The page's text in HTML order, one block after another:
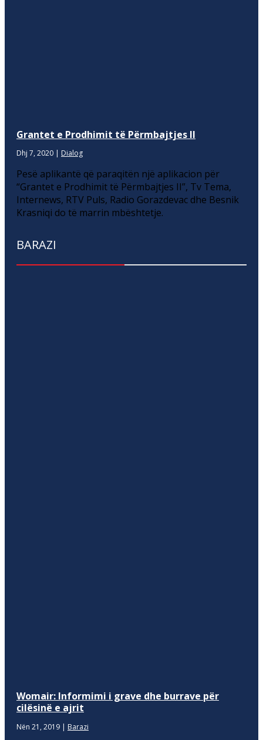
Grantet e Prodhimit të Përmbajtjes II
Dhj 7, 2020 | Dialog
Pesë aplikantë që paraqitën një aplikacion për
“Grantet e Prodhimit të Përmbajtjes II”, Tv Tema,
Internews, RTV Puls, Radio Gorazdevac dhe Besnik
Krasniqi do të marrin mbështetje.
BARAZI
Womair: Informimi i grave dhe burrave për
cilësinë e ajrit
Nën 21, 2019 | Barazi